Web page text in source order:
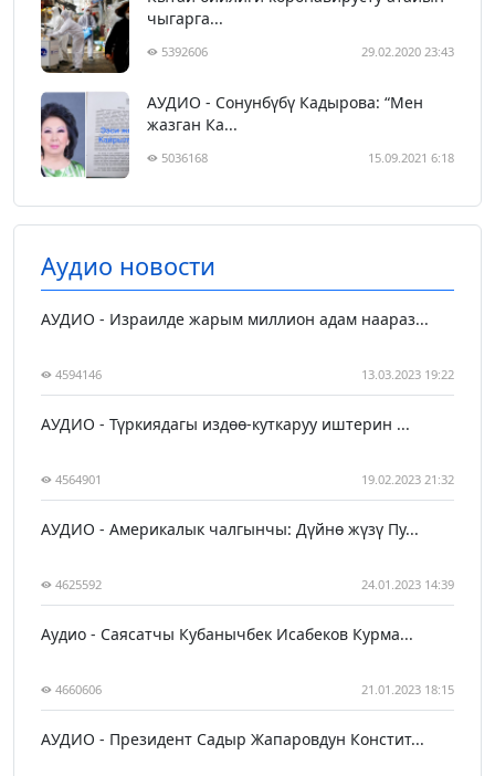
чыгарга...
5392606 29.02.2020 23:43
АУДИО - Сонунбүбү Кадырова: “Мен
жазган Ка...
5036168 15.09.2021 6:18
Аудио новости
АУДИО - Израилде жарым миллион адам наараз...
4594146 13.03.2023 19:22
АУДИО - Түркиядагы издөө-куткаруу иштерин ...
4564901 19.02.2023 21:32
АУДИО - Америкалык чалгынчы: Дүйнө жүзү Пу...
4625592 24.01.2023 14:39
Аудио - Саясатчы Кубанычбек Исабеков Курма...
4660606 21.01.2023 18:15
АУДИО - Президент Садыр Жапаровдун Констит...